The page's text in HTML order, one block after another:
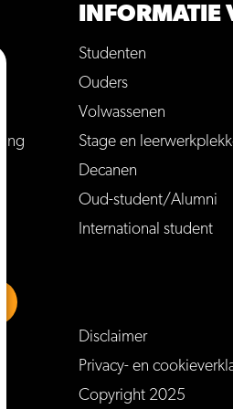
INFORMATIE
Studenten
Ouders
Volwassenen
Stage en
Decanen
Oud-student/Alumni
International student
school/mboamersfoort
mboamersfoort/
www.youtube.com/channel/
Disclaimer
Privacy- en
Copyright 2025